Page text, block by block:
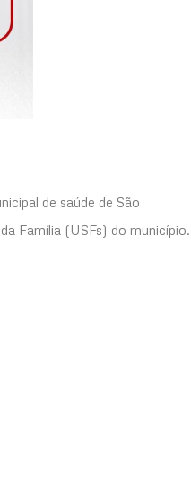
de saúde de São
Família (USFs) do município.